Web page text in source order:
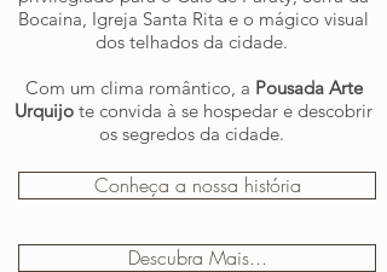
Bocaina, Igreja Santa Rita e o mágico visual
dos telhados da cidade.
Com um clima romântico, a Pousada Arte
Urquijo te convida à se hospedar e descobrir
os segredos da cidade.
Conheça a nossa história
Descubra Mais...